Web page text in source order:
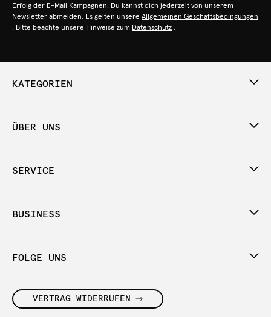
Erfolg der E-Mail Kampagnen. Du kannst dich jederzeit von unserem
Newsletter abmelden. Es gelten unsere Allgemeinen Geschäftsbedingungen
. Bitte beachte unsere Hinweise zum Datenschutz .
KATEGORIEN
ÜBER UNS
SERVICE
BUSINESS
FOLGE UNS
VERTRAG WIDERRUFEN